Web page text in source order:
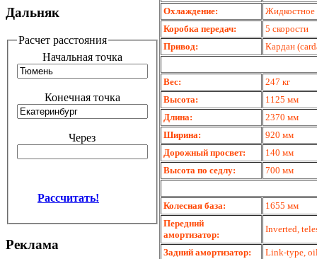
Дальняк
Расчет расстояния
Начальная точка
Конечная точка
Через
Рассчитать!
Реклама
Охлаждение:
Жидкостное
Коробка передач:
5 скорости
Привод:
Кардан
Вес:
247 кг
Высота:
1125 мм
Длина:
2370 мм
Ширина:
920 мм
Дорожный просвет:
140 мм
Высота по седлу:
700 мм
Колесная база:
1655 мм
Передний
амортизатор:
Inverted,
Задний амортизатор:
Link-type,